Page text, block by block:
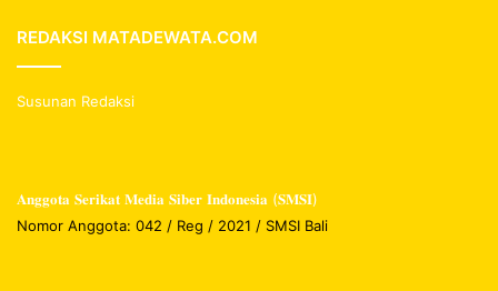
REDAKSI MATADEWATA.COM
Susunan Redaksi
𝐀𝐧𝐠𝐠𝐨𝐭𝐚 𝐒𝐞𝐫𝐢𝐤𝐚𝐭 𝐌𝐞𝐝𝐢𝐚 𝐒𝐢𝐛𝐞𝐫 𝐈𝐧𝐝𝐨𝐧𝐞𝐬𝐢𝐚 (𝐒𝐌𝐒𝐈)
Nomor Anggota: 042 / Reg / 2021 / SMSI Bali